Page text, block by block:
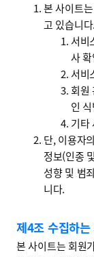
본 사이트
고 있습니다.
서비
사
서비
회원
인
기타
단, 이용자
정보(인종
성향 및 범
니다.
제4조 수집하
본 사이트는 회원